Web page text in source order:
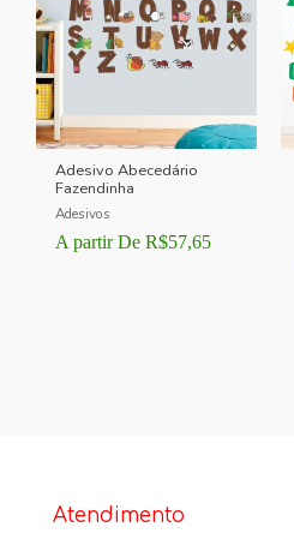
Adesivo Abecedário
Fazendinha
Adesivos
A partir De R$57,65
Atendimento